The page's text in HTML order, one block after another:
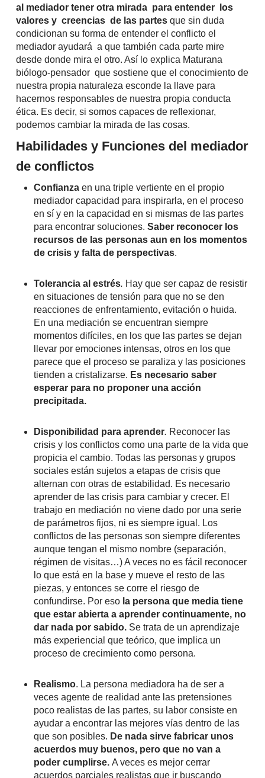
al mediador tener otra mirada para entender los
valores y creencias de las partesque sin duda
condicionan su forma de entender el conflicto el
mediador ayudará a que también cada parte mire
desde donde mira el otro. Así lo explica Maturana
biólogo-pensador que sostiene que el conocimiento de
nuestra propia naturaleza esconde la llave para
hacernos responsables de nuestra propia conducta
ética. Es decir, si somos capaces de reflexionar,
podemos cambiar la mirada de las cosas.
Habilidades y Funciones del mediador
de conflictos
Confianza en una triple vertiente en el propio
mediador capacidad para inspirarla, en el proceso
en sí y en la capacidad en si mismas de las partes
para encontrar soluciones. Saber reconocer los
recursos de las personas aun en los momentos
de crisis y falta de perspectivas.
Tolerancia al estrés. Hay que ser capaz de resistir
en situaciones de tensión para que no se den
reacciones de enfrentamiento, evitación o huida.
En una mediación se encuentran siempre
momentos difíciles, en los que las partes se dejan
llevar por emociones intensas, otros en los que
parece que el proceso se paraliza y las posiciones
tienden a cristalizarse. Es necesario saber
esperar para no proponer una acción
precipitada.
Disponibilidad para aprender. Reconocer las
crisis y los conflictos como una parte de la vida que
propicia el cambio. Todas las personas y grupos
sociales están sujetos a etapas de crisis que
alternan con otras de estabilidad. Es necesario
aprender de las crisis para cambiar y crecer. El
trabajo en mediación no viene dado por una serie
de parámetros fijos, ni es siempre igual. Los
conflictos de las personas son siempre diferentes
aunque tengan el mismo nombre (separación,
régimen de visitas…) A veces no es fácil reconocer
lo que está en la base y mueve el resto de las
piezas, y entonces se corre el riesgo de
confundirse. Por eso la persona que media tiene
que estar abierta a aprender continuamente, no
dar nada por sabido.Se trata de un aprendizaje
más experiencial que teórico, que implica un
proceso de crecimiento como persona.
Realismo. La persona mediadora ha de ser a
veces agente de realidad ante las pretensiones
poco realistas de las partes, su labor consiste en
ayudar a encontrar las mejores vías dentro de las
que son posibles. De nada sirve fabricar unos
acuerdos muy buenos, pero que no van a
poder cumplirse.A veces es mejor cerrar
acuerdos parciales realistas que ir buscando